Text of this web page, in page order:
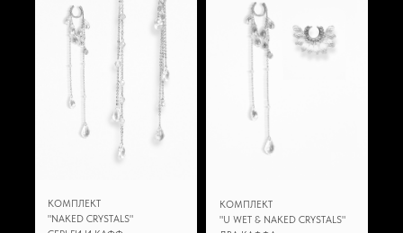
КОМПЛЕКТ
"NAKED CRYSTALS"
КОМПЛЕКТ
"U WET & NAKED CRYSTALS"